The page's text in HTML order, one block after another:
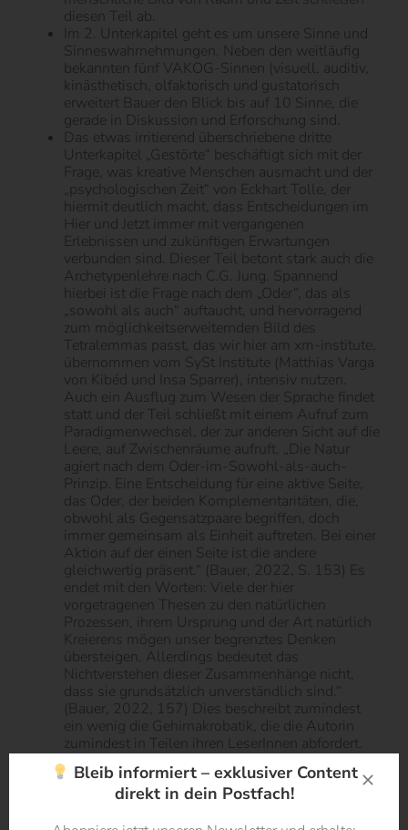
diesen Teil ab.
Im 2. Unterkapitel geht es um unsere Sinne und
Sinneswahrnehmungen. Neben den weitläufig
bekannten fünf VAKOG-Sinnen (visuell, auditiv,
kinästhetisch, olfaktorisch und gustatorisch
erweitert Bauer den Blick bis auf 10 Sinne, die
gerade in Diskussion und Erforschung sind.
Das etwas irritierend überschriebene dritte
Unterkapitel „Gestörte“ beschäftigt sich mit der
Frage, was kreative Menschen ausmacht und der
„psychologischen Zeit“ von Eckhart Tolle, der
hiermit deutlich macht, dass Entscheidungen im
Hier und Jetzt immer mit vergangenen
Erlebnissen und zukünftigen Erwartungen
verbunden sind. Dieser Teil betont stark auch die
Archetypenlehre nach C.G. Jung. Spannend
hierbei ist die Frage nach dem „Oder“, das als
„sowohl als auch“ auftaucht, und hervorragend
zum möglichkeitserweiternden Bild des
Tetralemmas passt, das wir hier am xm-institute,
übernommen vom SySt Institute (Matthias Varga
von Kibéd und Insa Sparrer), intensiv nutzen.
Auch ein Ausflug zum Wesen der Sprache findet
statt und der Teil schließt mit einem Aufruf zum
Paradigmenwechsel, der zur anderen Sicht auf die
Leere, auf Zwischenräume aufruft. „Die Natur
agiert nach dem Oder-im-Sowohl-als-auch-
Prinzip. Eine Entscheidung für eine aktive Seite,
das Oder, der beiden Komplementaritäten, die,
obwohl als Gegensatzpaare begriffen, doch
immer gemeinsam als Einheit auftreten. Bei einer
Aktion auf der einen Seite ist die andere
gleichwertig präsent.“ (Bauer, 2022, S. 153) Es
endet mit den Worten: Viele der hier
vorgetragenen Thesen zu den natürlichen
Prozessen, ihrem Ursprung und der Art natürlich
Kreierens mögen unser begrenztes Denken
übersteigen. Allerdings bedeutet das
Nichtverstehen dieser Zusammenhänge nicht,
dass sie grundsätzlich unverständlich sind.“
(Bauer, 2022, 157) Dies beschreibt zumindest
ein wenig die Gehirnakrobatik, die die Autorin
zumindest in Teilen ihren LeserInnen abfordert.
Der dritte Hauptteil geht hierzu noch einen Schritt
weiter und ist mit „formatio naturalis“ überschrieben –
Bleib informiert – exklusiver Content
direkt in dein Postfach!